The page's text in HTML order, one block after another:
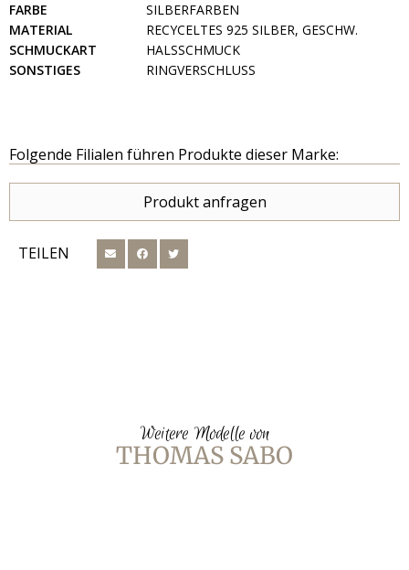
FARBE
SILBERFARBEN
MATERIAL
RECYCELTES 925 SILBER, GESCHW.
SCHMUCKART
HALSSCHMUCK
SONSTIGES
RINGVERSCHLUSS
Folgende Filialen führen Produkte dieser Marke:
Produkt anfragen
TEILEN
Weitere Modelle von
THOMAS SABO